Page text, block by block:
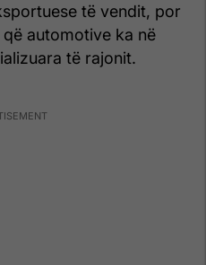
të vendit, por
automotive ka në
të rajonit.